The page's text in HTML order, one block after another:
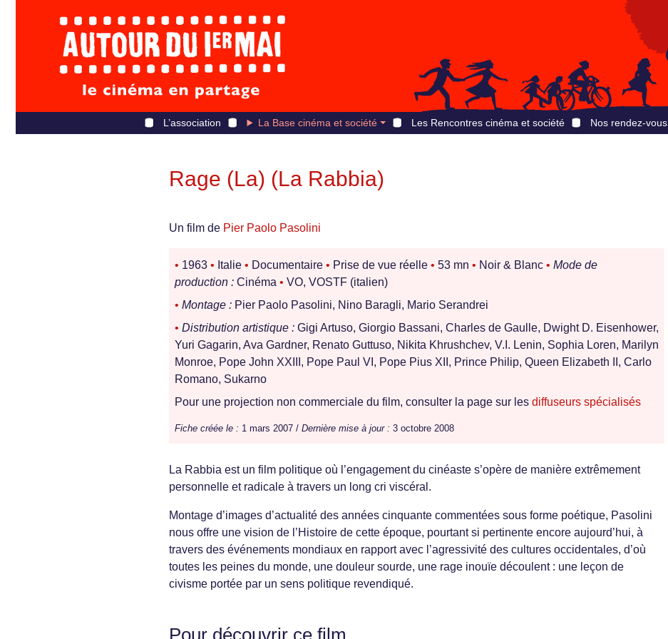
L’association La Base cinéma et société Les Rencontres cinéma et société Nos rendez-vous
Rage (La) (La Rabbia)
Un film de Pier Paolo Pasolini
• 1963 • Italie • Documentaire • Prise de vue réelle • 53 mn • Noir & Blanc • Mode de
production : Cinéma • VO, VOSTF (italien)
• Montage : Pier Paolo Pasolini, Nino Baragli, Mario Serandrei
• Distribution artistique : Gigi Artuso, Giorgio Bassani, Charles de Gaulle, Dwight D. Eisenhower,
Yuri Gagarin, Ava Gardner, Renato Guttuso, Nikita Khrushchev, V.I. Lenin, Sophia Loren, Marilyn
Monroe, Pope John XXIII, Pope Paul VI, Pope Pius XII, Prince Philip, Queen Elizabeth II, Carlo
Romano, Sukarno
Pour une projection non commerciale du film, consulter la page sur les diffuseurs spécialisés
Fiche créée le : 1 mars 2007 / Dernière mise à jour : 3 octobre 2008
La Rabbia est un film politique où l’engagement du cinéaste s’opère de manière extrêmement
personnelle et radicale à travers un long cri viscéral.
Montage d’images d’actualité des années cinquante commentées sous forme poétique, Pasolini
nous offre une vision de l’Histoire de cette époque, pourtant si pertinente encore aujourd’hui, à
travers des événements mondiaux en rapport avec l’agressivité des cultures occidentales, d’où
toutes les peines du monde, une douleur sourde, une rage inouïe découlent : une leçon de
civisme portée par un sens politique revendiqué.
Pour découvrir ce film